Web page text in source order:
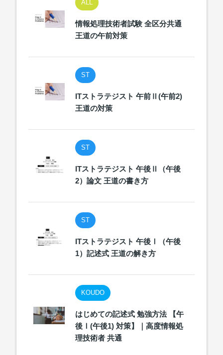
ALL
情報処理技術者試験 全区分共通
王道の午前対策
ST
ITストラテジスト 午前Ⅱ(午前2)
王道の対策
ST
ITストラテジスト 午後Ⅱ（午後
2）論文 王道の書き方
ST
ITストラテジスト 午後Ⅰ（午後
1）記述式 王道の解き方
KOUDO
はじめての記述式 勉強方法 【午
後Ⅰ(午後1) 対策】｜高度情報処
理技術者 共通